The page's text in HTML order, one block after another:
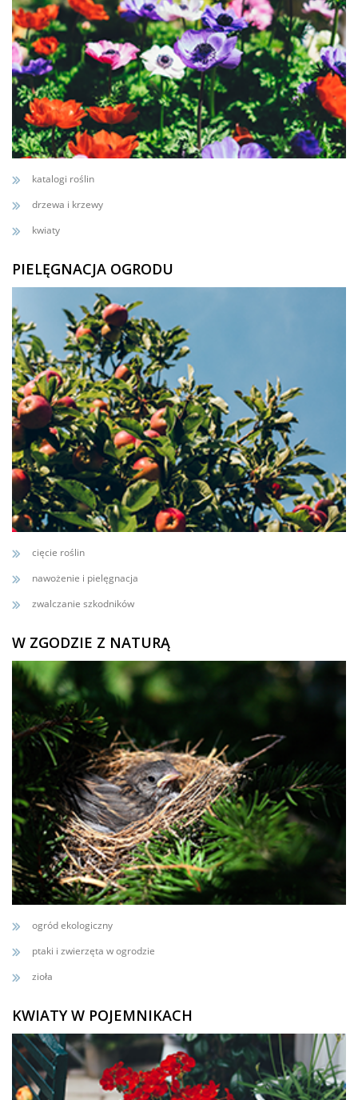
katalogi roślin
drzewa i krzewy
kwiaty
PIELĘGNACJA OGRODU
cięcie roślin
nawożenie i pielęgnacja
zwalczanie szkodników
W ZGODZIE Z NATURĄ
ogród ekologiczny
ptaki i zwierzęta w ogrodzie
zioła
KWIATY W POJEMNIKACH